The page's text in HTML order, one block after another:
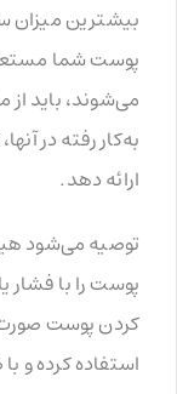
بیشترین میزان
پوست شما
می‌شوند، باید از
به‌کار رفته در
ارائه دهد.
توصیه می‌شود
پوست را با
کردن پوست صورت
استفاده کرده و